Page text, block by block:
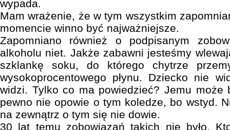
wypada.
Mam wrażenie, że w tym wszystkim
momencie winno być najważniejsze.
Zapomniano również o podpisanym
alkoholu niet. Jakże zabawni jesteśmy
szklankę soku, do którego chytrze
wysokoprocentowego płynu. Dziecko nie
widzi. Tylko co ma powiedzieć? Jemu może
pewno nie opowie o tym koledze, bo wstyd.
na zewnątrz o tym się nie dowie.
30 lat temu zobowiązań takich nie było.